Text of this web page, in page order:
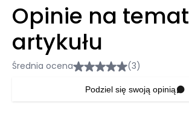
Opinie na temat
artykułu
Średnia ocena (3)
Podziel się swoją opinią